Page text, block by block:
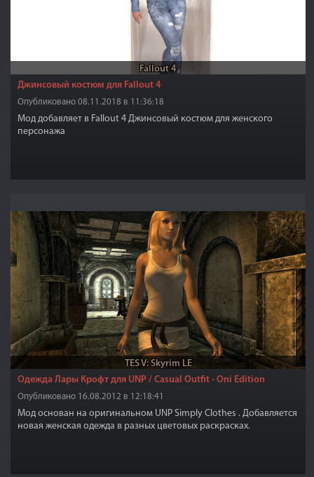
Fallout 4
Джинсовый костюм для Fallout 4
Опубликовано 08.11.2018 в 11:36:18
Мод добавляет в Fallout 4 Джинсовый костюм для женского
персонажа
TES V: Skyrim LE
Одежда Лары Крофт для UNP / Casual Outfit - Oni Edition
Опубликовано 16.08.2012 в 12:18:41
Мод основан на оригинальном UNP Simply Clothes . Добавляется
новая женская одежда в разных цветовых раскрасках.